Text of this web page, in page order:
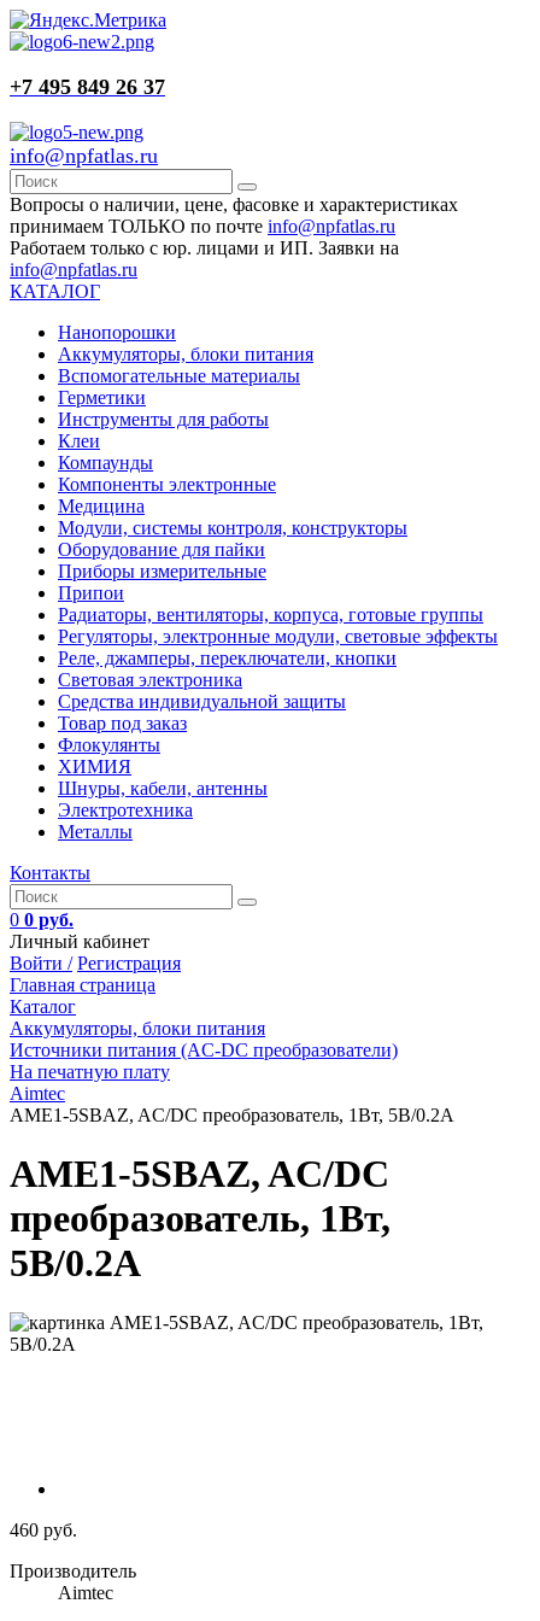
+7 495 849 26 37
info@npfatlas.ru
Вопросы о наличии, цене, фасовке и характеристиках
принимаем ТОЛЬКО по почте info@npfatlas.ru
Работаем только с юр. лицами и ИП. Заявки на
info@npfatlas.ru
КАТАЛОГ
Нанопорошки
Аккумуляторы, блоки питания
Вспомогательные материалы
Герметики
Инструменты для работы
Клеи
Компаунды
Компоненты электронные
Медицина
Модули, системы контроля, конструкторы
Оборудование для пайки
Приборы измерительные
Припои
Радиаторы, вентиляторы, корпуса, готовые группы
Регуляторы, электронные модули, световые эффекты
Реле, джамперы, переключатели, кнопки
Световая электроника
Средства индивидуальной защиты
Товар под заказ
Флокулянты
ХИМИЯ
Шнуры, кабели, антенны
Электротехника
Металлы
Контакты
0 0 руб.
Личный кабинет
Войти / Регистрация
Главная страница
Каталог
Аккумуляторы, блоки питания
Источники питания (AC-DC преобразователи)
На печатную плату
Aimtec
AME1-5SBAZ, AC/DC преобразователь, 1Вт, 5В/0.2A
AME1-5SBAZ, AC/DC
преобразователь, 1Вт,
5В/0.2A
460 руб.
Производитель
Aimtec